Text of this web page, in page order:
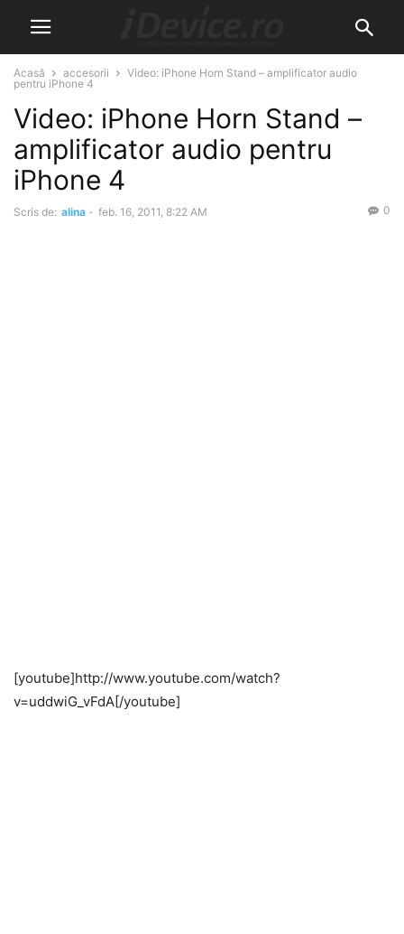
Acasă accesorii
Video: iPhone Horn Stand – amplificator audio
pentru iPhone 4
Video: iPhone Horn Stand –
amplificator audio pentru
iPhone 4
Scris de: alina - feb. 16, 2011, 8:22 AM 0
[youtube]http://www.youtube.com/watch?
v=uddwiG_vFdA[/youtube]